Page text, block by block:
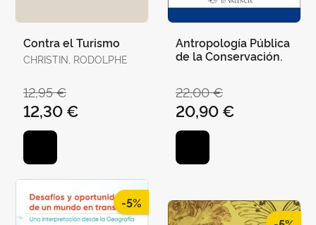
Contra el Turismo
CHRISTIN, RODOLPHE
12,95 €
12,30 €
Antropología Pública
de la Conservación.
22,00 €
20,90 €
-5%